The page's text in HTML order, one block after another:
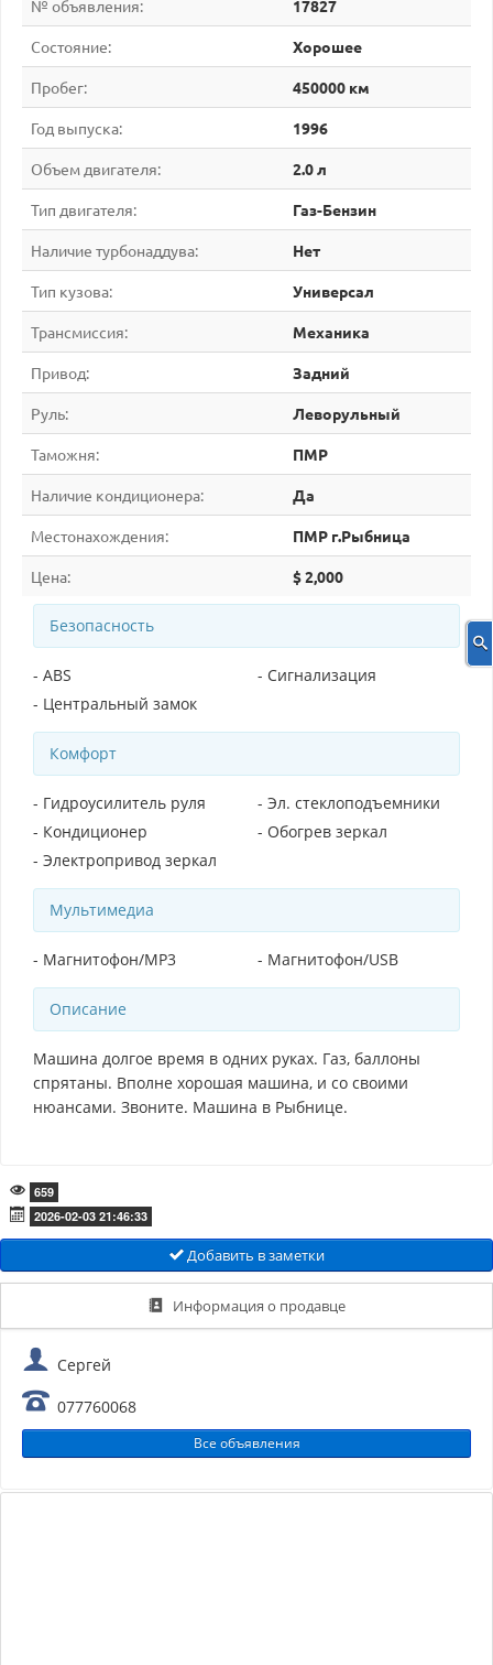
№ объявления: 17827
Состояние: Хорошее
Пробег: 450000 км
Год выпуска: 1996
Объем двигателя: 2.0 л
Тип двигателя: Газ-Бензин
Наличие турбонаддува: Нет
Тип кузова: Универсал
Трансмиссия: Механика
Привод: Задний
Руль: Леворульный
Таможня: ПМР
Наличие кондиционера: Да
Местонахождения: ПМР г.Рыбница
Цена: $ 2,000
Безопасность
- ABS
- Сигнализация
- Центральный замок
Комфорт
- Гидроусилитель руля
- Эл. стеклоподъемники
- Кондиционер
- Обогрев зеркал
- Электропривод зеркал
Мультимедиа
- Магнитофон/MP3 - Магнитофон/USB
Описание
Машина долгое время в одних руках. Газ, баллоны
спрятаны. Вполне хорошая машина, и со своими
нюансами. Звоните. Машина в Рыбнице.
659
2026-02-03 21:46:33
Добавить в заметки
Информация о продавце
Сергей
077760068
Все объявления